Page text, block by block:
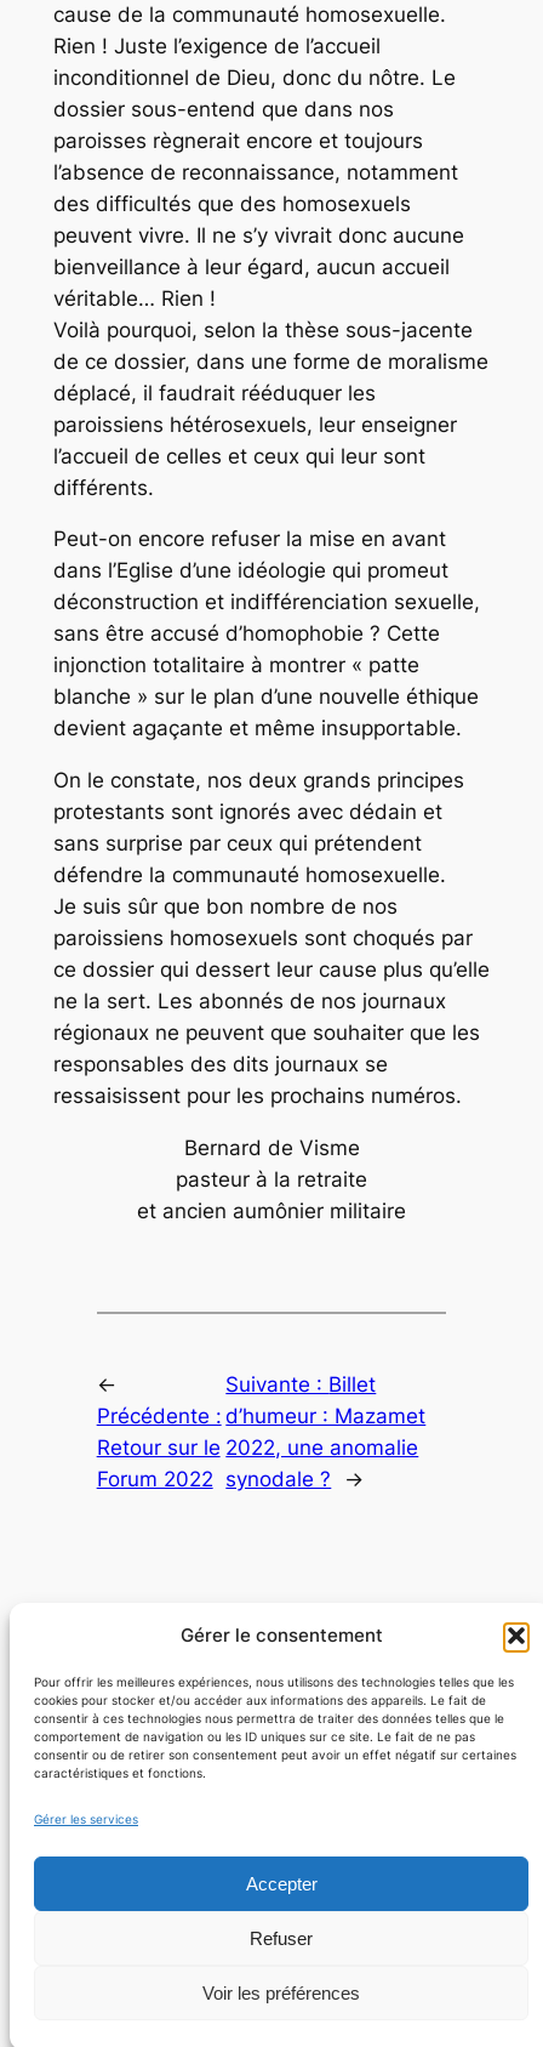
Gérer le consentement
Pour offrir les meilleures expériences, nous utilisons des technologies telles que les
cookies pour stocker et/ou accéder aux informations des appareils. Le fait de
consentir à ces technologies nous permettra de traiter des données telles que le
comportement de navigation ou les ID uniques sur ce site. Le fait de ne pas
consentir ou de retirer son consentement peut avoir un effet négatif sur certaines
caractéristiques et fonctions.
Gérer les services
Accepter
Refuser
Voir les préférences
cause de la communauté homosexuelle.
Rien ! Juste l’exigence de l’accueil
inconditionnel de Dieu, donc du nôtre. Le
dossier sous-entend que dans nos
paroisses règnerait encore et toujours
l’absence de reconnaissance, notamment
des difficultés que des homosexuels
peuvent vivre. Il ne s’y vivrait donc aucune
bienveillance à leur égard, aucun accueil
véritable… Rien !
Voilà pourquoi, selon la thèse sous-jacente
de ce dossier, dans une forme de moralisme
déplacé, il faudrait rééduquer les
paroissiens hétérosexuels, leur enseigner
l’accueil de celles et ceux qui leur sont
différents.
Peut-on encore refuser la mise en avant
dans l’Eglise d’une idéologie qui promeut
déconstruction et indifférenciation sexuelle,
sans être accusé d’homophobie ? Cette
injonction totalitaire à montrer « patte
blanche » sur le plan d’une nouvelle éthique
devient agaçante et même insupportable.
On le constate, nos deux grands principes
protestants sont ignorés avec dédain et
sans surprise par ceux qui prétendent
défendre la communauté homosexuelle.
Je suis sûr que bon nombre de nos
paroissiens homosexuels sont choqués par
ce dossier qui dessert leur cause plus qu’elle
ne la sert. Les abonnés de nos journaux
régionaux ne peuvent que souhaiter que les
responsables des dits journaux se
ressaisissent pour les prochains numéros.
Bernard de Visme
pasteur à la retraite
et ancien aumônier militaire
←
Précédente :
Retour sur le
Forum 2022
Suivante : Billet
d’humeur : Mazamet
2022, une anomalie
synodale ?
→
YouTube
Nous contacter